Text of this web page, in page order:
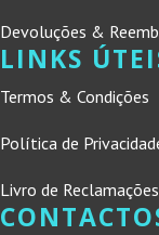
Devoluções &
LINKS
Termos & Condições
Política de
Livro de